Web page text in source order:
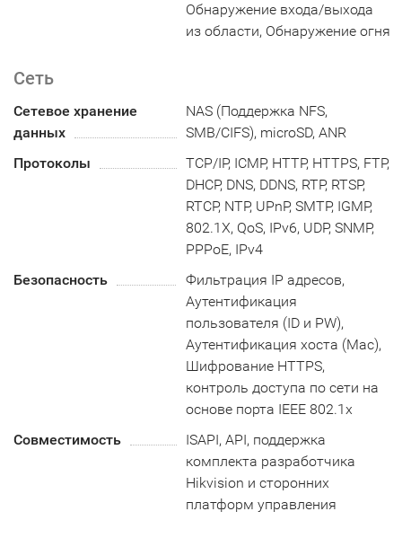
Обнаружение входа/выхода
из области, Обнаружение огня
Сеть
Сетевое хранение
данных
NAS (Поддержка NFS,
SMB/CIFS), microSD, ANR
Протоколы
TCP/IP, ICMP, HTTP, HTTPS, FTP,
DHCP, DNS, DDNS, RTP, RTSP,
RTCP, NTP, UPnP, SMTP, IGMP,
802.1X, QoS, IPv6, UDP, SNMP,
PPPoE, IPv4
Безопасность
Фильтрация IP адресов,
Аутентификация
пользователя (ID и PW),
Аутентификация хоста (Mac),
Шифрование HTTPS,
контроль доступа по сети на
основе порта IEEE 802.1x
Совместимость
ISAPI, API, поддержка
комплекта разработчика
Hikvision и сторонних
платформ управления